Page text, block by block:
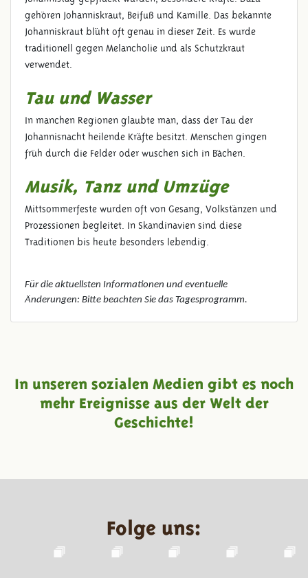
gehören Johanniskraut, Beifuß und Kamille. Das bekannte
Johanniskraut blüht oft genau in dieser Zeit. Es wurde
traditionell gegen Melancholie und als Schutzkraut
verwendet.
Tau und Wasser
In manchen Regionen glaubte man, dass der Tau der
Johannisnacht heilende Kräfte besitzt. Menschen gingen
früh durch die Felder oder wuschen sich in Bächen.
Musik, Tanz und Umzüge
Mittsommerfeste wurden oft von Gesang, Volkstänzen und
Prozessionen begleitet. In Skandinavien sind diese
Traditionen bis heute besonders lebendig.
Für die aktuellsten Informationen und eventuelle
Änderungen: Bitte beachten Sie das Tagesprogramm.
In unseren sozialen Medien gibt es noch
mehr Ereignisse aus der Welt der
Geschichte!
Folge uns: